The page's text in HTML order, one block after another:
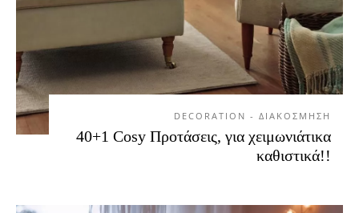
DECORATION - ΔΙΑΚΟΣΜΗΣΗ
40+1 Cosy Προτάσεις, για χειμωνιάτικα
καθιστικά!!